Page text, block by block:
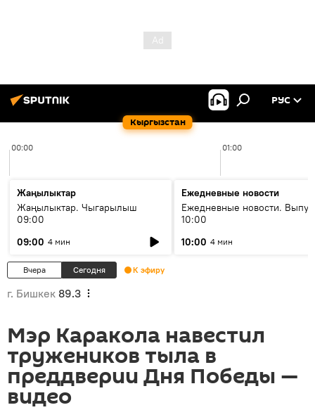
Кыргызстан
РУС
00:00 01:00
Жаңылыктар
Жаңылыктар. Чыгарылыш
09:00
09:00 4 мин
Ежедневные новости
Ежедневные новости.
10:00
10:00 4 мин
Вчера Сегодня К эфиру
г. Бишкек 89.3
Мэр Каракола навестил
тружеников тыла в
преддверии Дня Победы —
видео